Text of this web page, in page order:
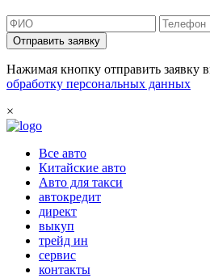
Отправить заявку
Нажимая кнопку отправить заявку
обработку персональных данных
×
Все авто
Китайские авто
Авто для такси
автокредит
директ
выкуп
трейд ин
сервис
контакты